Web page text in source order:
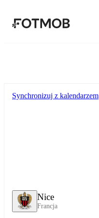
Nice
Francja
Synchronizuj z kalendarzem